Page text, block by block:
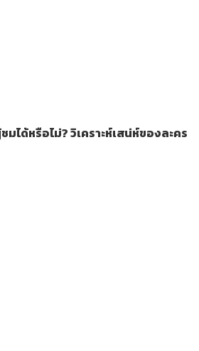
ได้หรือไม่? วิเคราะห์เสน่ห์ของละคร